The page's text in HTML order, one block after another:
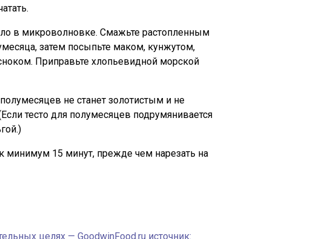
в микроволновке. Смажьте растопленным
затем посыпьте маком, кунжутом,
Приправьте хлопьевидной морской
не станет золотистым и не
тесто для полумесяцев подрумянивается
минимум 15 минут, прежде чем нарезать на
целях — GoodwinFood.ru источник: